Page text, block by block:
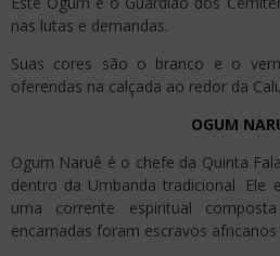
nas lutas e demandas.
Suas cores são o branco e o
oferendas na calçada ao redor da
OGUM
Ogum Naruê é o chefe da Quinta
dentro da Umbanda tradicional. Ele
uma corrente espiritual
encarnadas foram escravos